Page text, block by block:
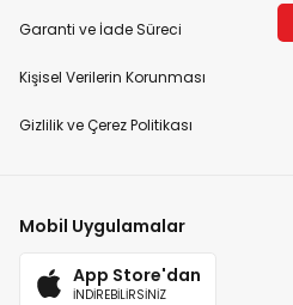
Garanti ve İade Süreci
Kişisel Verilerin Korunması
Gizlilik ve Çerez Politikası
Mobil Uygulamalar
App Store'dan
İNDİREBİLİRSİNİZ